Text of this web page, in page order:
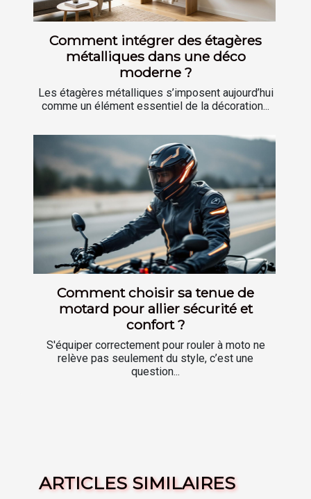
Comment intégrer des étagères
métalliques dans une déco
moderne ?
Les étagères métalliques s’imposent aujourd’hui
comme un élément essentiel de la décoration...
Comment choisir sa tenue de
motard pour allier sécurité et
confort ?
S'équiper correctement pour rouler à moto ne
relève pas seulement du style, c’est une
question...
ARTICLES SIMILAIRES